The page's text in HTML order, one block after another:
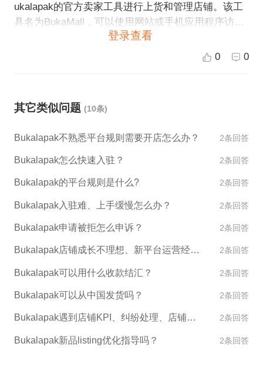
ukalapak的官方卖家工具进行上货和管理店铺。该工
具名为BukaMall，可以使用网站或手机应用程序访
问，支持商家以Excel模板或手动方式上传商品，管理
库存和订单，跟踪销售数据等。此外，Bukalapak还
登录查看
0 0
其它类似问题 (10条)
Bukalapak不熟悉平台规则需要开店怎么办？ 2条回答
Bukalapak怎么快速入驻？ 2条回答
Bukalapak的平台规则是什么? 2条回答
Bukalapak入驻难、上手缓慢怎么办？ 2条回答
Bukalapak申请被拒怎么申诉？ 2条回答
Bukalapak店铺成长不理想、新平台运营经验不足怎么办？ 2条回答
Bukalapak可以用什么收款结汇？ 2条回答
Bukalapak可以从中国发货吗？ 2条回答
Bukalapak遇到店铺KPI、纠纷处理、店铺异常如何处理？ 2条回答
Bukalapak新品listing优化指导吗？ 2条回答